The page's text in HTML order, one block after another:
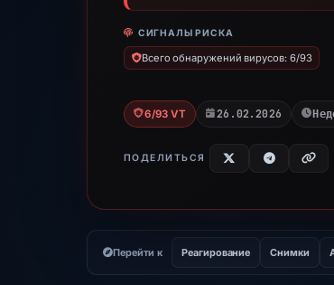
СИГНАЛЫ РИСКА
Всего обнаружений вирусов: 6/93
6/93 VT 26.02.2026
ПОДЕЛИТЬСЯ
Перейти к Реагирование Снимки